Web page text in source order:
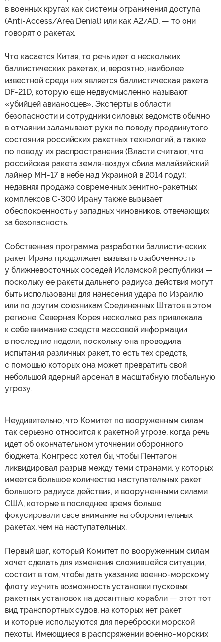
в военных кругах как системы ограничения доступа
(Anti-Access/Area Denial) или как A2/AD, — то они
говорят о ракетах.
Что касается Китая, то речь идет о нескольких
баллистических ракетах, и, вероятно, наиболее
известной среди них является баллистическая ракета
DF-21D, которую еще недвусмысленно называют
«убийцей авианосцев». Эксперты в области
безопасности и сотрудники силовых ведомств обычно
в отчаянии заламывают руки по поводу продвинутого
состояния российских ракетных технологий, а также
по поводу их распространения (Власти считают, что
российская ракета земля-воздух сбила малайзийский
лайнер MH-17 в небе над Украиной в 2014 году);
недавняя продажа современных зенитно-ракетных
комплексов С-300 Ирану также вызывает
обеспокоенность у западных чиновников, отвечающих
за безопасность.
Собственная программа разработки баллистических
ракет Ирана продолжает вызывать озабоченность
у ближневосточных соседей Исламской республики —
поскольку ее ракеты дальнего радиуса действия могут
быть использованы для нанесения удара по Израилю
или по другим союзникам Соединенных Штатов в этом
регионе. Северная Корея несколько раз привлекала
к себе внимание средств массовой информации
в последние недели, поскольку она проводила
испытания различных ракет, то есть тех средств,
с помощью которых она может превратить свой
небольшой ядерный арсенал в масштабную глобальную
угрозу.
Неудивительно, что Комитет по вооруженным силам
так серьезно относится к ракетной угрозе, когда речь
идет об окончательном уточнении оборонного
бюджета. Конгресс хотел бы, чтобы Пентагон
ликвидировал разрыв между теми странами, у которых
имеется большое количество наступательных ракет
большого радиуса действия, и вооруженными силами
США, которые в последнее время больше
фокусировали свое внимание на оборонительных
ракетах, чем на наступательных.
Первый шаг, который Комитет по вооруженным силам
хочет сделать для изменения сложившейся ситуации,
состоит в том, чтобы дать указание военно-морскому
флоту изучить возможность установки пусковых
ракетных установок на десантные корабли — этот тот
вид транспортных судов, на которых нет ракет
и которые используются для переброски морской
пехоты. Имеющиеся в распоряжении военно-морских